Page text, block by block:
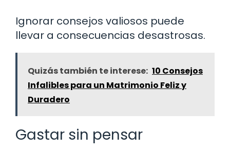
Ignorar consejos valiosos puede
llevar a consecuencias desastrosas.
Quizás también te interese: 10 Consejos
Infalibles para un Matrimonio Feliz y
Duradero
Gastar sin pensar